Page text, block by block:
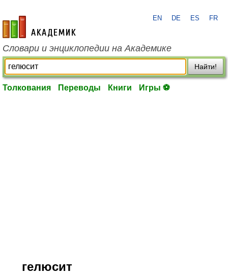
academic.ru
EN DE ES FR
Словари и энциклопедии на Академике
Найти!
Толкования Переводы Книги Игры ⚽
гелюсит